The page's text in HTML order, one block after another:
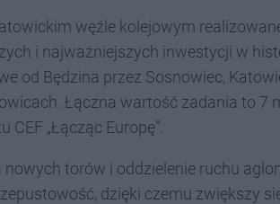
węźle kolejowym
i najważniejszych inwestycji w
od Będzina przez Sosnowiec,
Łączna wartość zadania to 7
CEF „Łącząc Europę”.
nowych torów i oddzielenie ruchu
dzięki czemu zwiększy